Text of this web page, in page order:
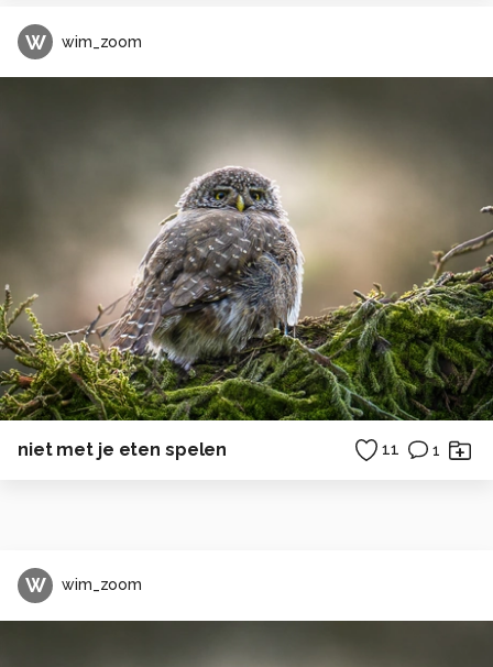
W wim_zoom
niet met je eten spelen 11 1
W wim_zoom